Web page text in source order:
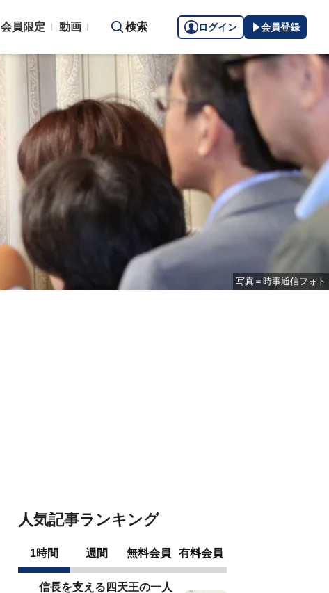
会員限定 動画 検索 ログイン 会員登録
写真＝時事通信フォト
人気記事ランキング
1時間 週間 無料会員 有料会員
信長を支える四天王の一人